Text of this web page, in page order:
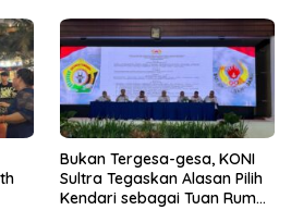
Bukan Tergesa-gesa, KONI
Sultra Tegaskan Alasan Pilih
Kendari sebagai Tuan Rumah